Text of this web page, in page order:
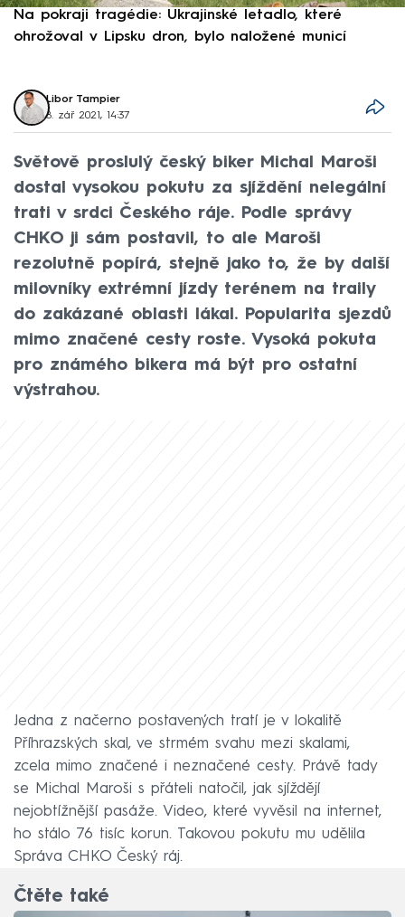
Na pokraji tragédie: Ukrajinské letadlo, které
ohrožoval v Lipsku dron, bylo naložené municí
Libor Tampier
8. zář 2021, 14:37
Světově proslulý český biker Michal Maroši
dostal vysokou pokutu za sjíždění nelegální
trati v srdci Českého ráje. Podle správy
CHKO ji sám postavil, to ale Maroši
rezolutně popírá, stejně jako to, že by další
milovníky extrémní jízdy terénem na traily
do zakázané oblasti lákal. Popularita sjezdů
mimo značené cesty roste. Vysoká pokuta
pro známého bikera má být pro ostatní
výstrahou.
Jedna z načerno postavených tratí je v lokalitě
Příhrazských skal, ve strmém svahu mezi skalami,
zcela mimo značené i neznačené cesty. Právě tady
se Michal Maroši s přáteli natočil, jak sjíždějí
nejobtížnější pasáže. Video, které vyvěsil na internet,
ho stálo 76 tisíc korun. Takovou pokutu mu udělila
Správa CHKO Český ráj.
Čtěte také